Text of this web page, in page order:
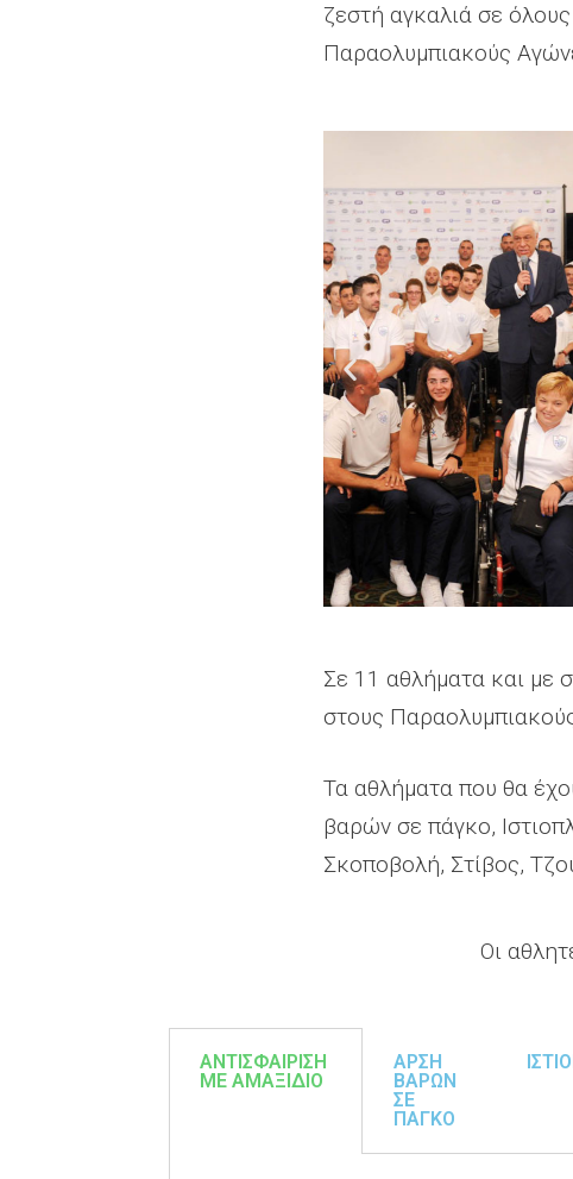
ζεστή αγκαλιά σε
Παραολυμπιακούς
Σε 11 αθλήματα και με
στους
Τα αθλήματα που θα
βαρών σε πάγκο,
Σκοποβολή, Στίβος,
Οι
ΑΝΤΙΣΦΑΙΡIΣΗ
ΜΕ ΑΜΑΞΙΔΙΟ
AΡΣΗ
ΒΑΡΩΝ
ΣΕ
ΠΑΓΚΟ